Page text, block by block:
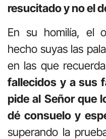
resucitado y no el
En su homilía, el
hecho suyas las
en las que recuerda
fallecidos y a sus
pide al Señor que
dé consuelo y
superando la